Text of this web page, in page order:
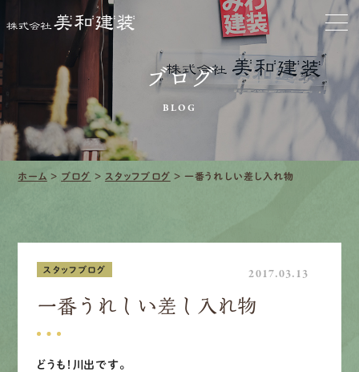
会社をきれいに
クリーニング
施工事例
口コミ・レビュー紹介
採用情報
募集要項
ブログ
BLOG
ホーム > ブログ > スタッフブログ >一番うれしい差し入れ物
スタッフブログ 2017.03.13
一番うれしい差し入れ物
どうも！川出です。